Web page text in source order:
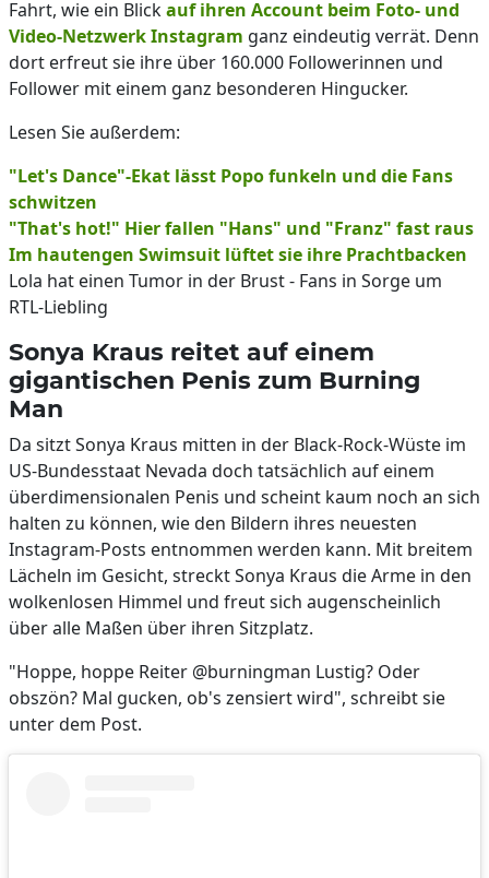
Fahrt, wie ein Blickauf ihren Account beim Foto- und
Video-Netzwerk Instagram ganz eindeutig verrät. Denn
dort erfreut sie ihre über 160.000 Followerinnen und
Follower mit einem ganz besonderen Hingucker.
Lesen Sie außerdem:
"Let's Dance"-Ekat lässt Popo funkeln und die Fans
schwitzen
"That's hot!" Hier fallen "Hans" und "Franz" fast raus
Im hautengen Swimsuit lüftet sie ihre Prachtbacken
Lola hat einen Tumor in der Brust - Fans in Sorge um
RTL-Liebling
Sonya Kraus reitet auf einem
gigantischen Penis zum Burning
Man
Da sitzt Sonya Kraus mitten in der Black-Rock-Wüste im
US-Bundesstaat Nevada doch tatsächlich auf einem
überdimensionalen Penis und scheint kaum noch an sich
halten zu können, wie den Bildern ihres neuesten
Instagram-Posts entnommen werden kann. Mit breitem
Lächeln im Gesicht, streckt Sonya Kraus die Arme in den
wolkenlosen Himmel und freut sich augenscheinlich
über alle Maßen über ihren Sitzplatz.
"Hoppe, hoppe Reiter @burningman Lustig? Oder
obszön? Mal gucken, ob's zensiert wird", schreibt sie
unter dem Post.